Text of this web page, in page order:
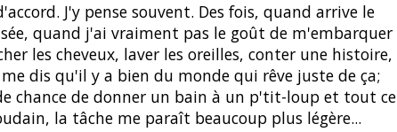
J'y pense souvent. Des fois, quand arrive le
quand j'ai vraiment pas le goût de m'embarquer
les cheveux, laver les oreilles, conter une histoire,
dis qu'il y a bien du monde qui rêve juste de ça;
chance de donner un bain à un p'tit-loup et tout ce
la tâche me paraît beaucoup plus légère...